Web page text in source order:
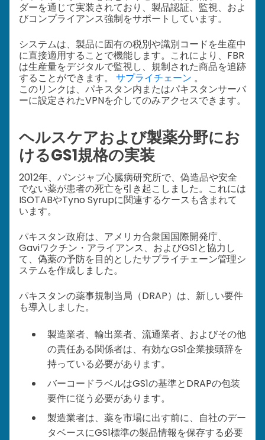
ダーを通じて実装されており、製品認証、監視、およ
びコンプライアンス強制をサポートしています。
システムは、製品に固有の税別や識別コードを生産中
に直接適用することで機能します。これにより、FBR
は生産量をデジタルで監視し、規制された商品を追跡
することができます。 サプライチェーン 。
このリンクは、パキスタン内またはパキスタンサーバ
ーに設定されたVPNを介してのみアクセスできます。
ヘルスケアおよび製薬分野にお
けるGS1規格の実装
2012年、パンジャブ心臓病研究所で、偽造品や安全
でない薬が患者の死亡を引き起こしました。これには
ISOTABやTyno Syrupに関連するケースも含まれて
います。
パキスタン政府は、アメリカ合衆国国際開発庁、
Gaviワクチン・アライアンス、およびGS1と協力し
て、偽薬の予防を目的としたサプライチェーン管理シ
ステムを作成しました。
パキスタンの薬事規制当局（DRAP）は、新しい要件
も導入しました。
製造業者、輸出業者、流通業者、およびその他
の責任ある関係者は、有効なGS1企業接頭辞を
持っている必要があります。
バーコードラベルはGS1の基準とDRAPの包装
要件に従う必要があります。
製造業者は、薬を市場に出す前に、自社のデー
タベースにGS1標準の製品情報を保存する必要